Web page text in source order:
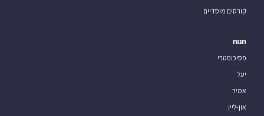
קורסים מוסדיים
חנות
פסיכומטרי
יעל
אמיר
און-ליין